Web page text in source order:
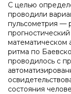
С целью
проводили
пульсометрия —
математическом
ритма по
проводилось с
состояния